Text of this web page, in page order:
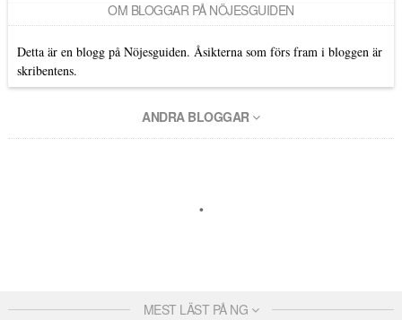
OM BLOGGAR PÅ NÖJESGUIDEN
Detta är en blogg på Nöjesguiden. Åsikterna som förs fram i bloggen är
skribentens.
ANDRA BLOGGAR
MEST LÄST PÅ NG